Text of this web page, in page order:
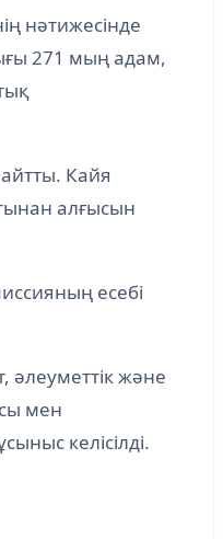
нәтижесінде
271 мың адам,
Кайя
алғысын
есебі
әлеуметтік және
мен
келісілді.